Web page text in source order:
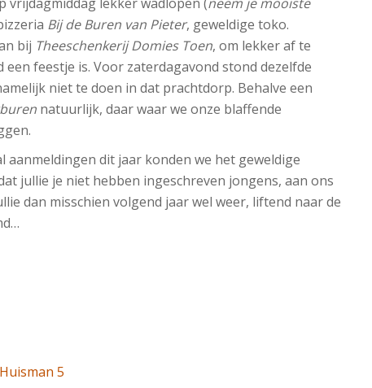
Bij de Buren van Pieter, geweldige toko.
bij Theeschenkerij Domies Toen, om lekker af te
een feestje is. Voor zaterdagavond stond dezelfde
niet te doen in dat prachtdorp. Behalve een
natuurlijk, daar waar we onze blaffende
aanmeldingen dit jaar konden we het geweldige
jullie je niet hebben ingeschreven jongens, aan ons
dan misschien volgend jaar wel weer, liftend naar de
5